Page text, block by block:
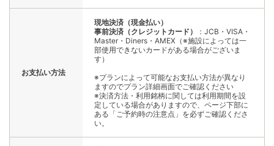
お支払い方法
現地決済（現金払い）
事前決済（クレジットカード）
：JCB・VISA・
Master・Diners・AMEX（※施設によっては一
部使用できないカードがある場合がございま
す）
※プランによって可能なお支払い方法が異なり
ますのでプラン詳細画面でご確認ください
※決済方法・利用銘柄に関しては利用期間を設
定している場合がありますので、ページ下部に
ある「ご予約時の注意点」を必ずご確認くださ
い。